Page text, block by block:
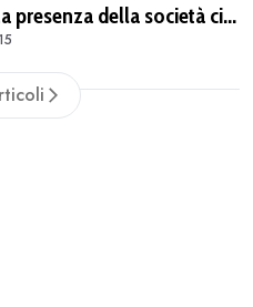
presenza della società ci
anche sul mercato"